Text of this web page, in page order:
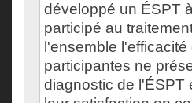
développé un ÉSPT
participé au
l'ensemble
participantes ne
diagnostic de l'ÉSPT